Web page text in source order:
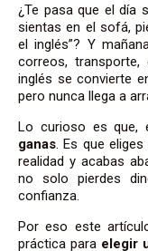
¿Te pasa que el día
sientas en el sofá,
el inglés”? Y
correos, transporte,
inglés se convierte
pero nunca llega a
Lo curioso es que,
ganas . Es que
realidad y acabas
no solo pierdes
confianza.
Por eso este
práctica para elegir